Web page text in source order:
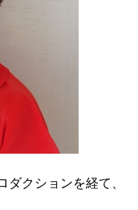
ダクションを経て、